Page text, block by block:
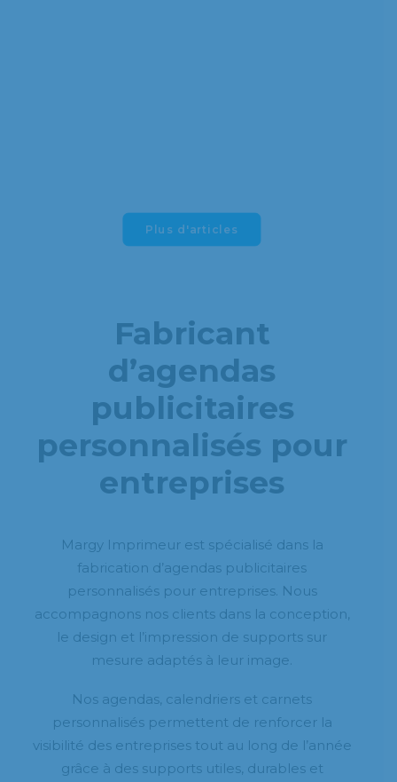
Plus d'articles
Fabricant
d’agendas
publicitaires
personnalisés pour
entreprises
Margy Imprimeur est spécialisé dans la
fabrication d’agendas publicitaires
personnalisés pour entreprises. Nous
accompagnons nos clients dans la conception,
le design et l’impression de supports sur
mesure adaptés à leur image.
Nos agendas, calendriers et carnets
personnalisés permettent de renforcer la
visibilité des entreprises tout au long de l’année
grâce à des supports utiles, durables et